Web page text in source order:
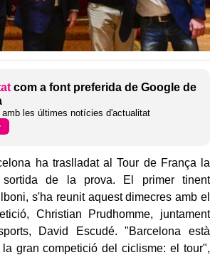
com a font preferida de Google de
les últimes notícies d'actualitat
ha traslladat al Tour de França la
de la prova. El primer tinent
s'ha reunit aquest dimecres amb el
Christian Prudhomme, juntament
David Escudé. "Barcelona està
gran competició del ciclisme: el tour",